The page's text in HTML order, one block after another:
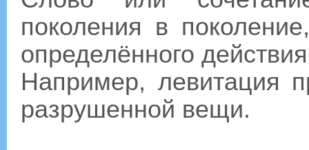
поколения в
определённого
Например, левитация
разрушенной вещи.